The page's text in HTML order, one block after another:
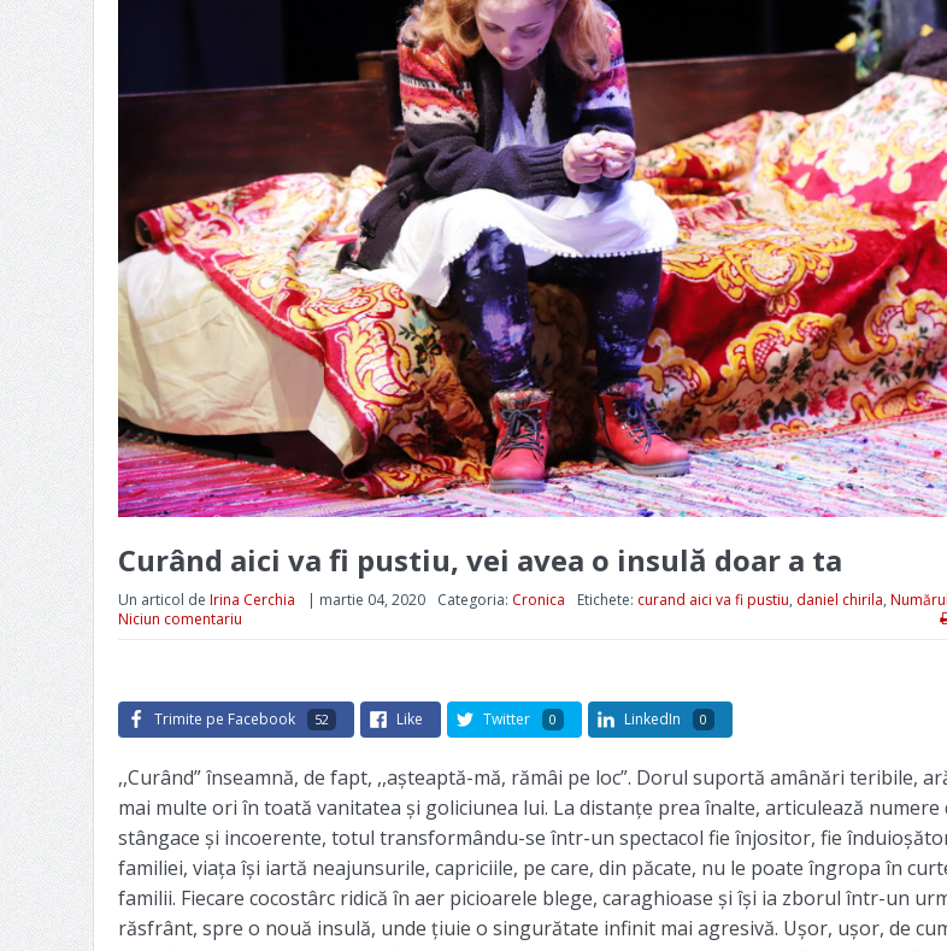
Curând aici va fi pustiu, vei avea o insulă doar a ta
Un articol de Irina Cerchia | martie 04, 2020 Categoria: Cronica Etichete: curand aici va fi pustiu, daniel chirila,
Niciun comentariu
Trimite pe Facebook 52 Like Twitter 0 LinkedIn 0
,,Curând” înseamnă, de fapt, ,,așteaptă-mă, rămâi pe loc”. Dorul suportă amânări teribile,
mai multe ori în toată vanitatea și goliciunea lui. La distanțe prea înalte, articulează numere
stângace și incoerente, totul transformându-se într-un spectacol fie înjositor, fie
familiei, viața își iartă neajunsurile, capriciile, pe care, din păcate, nu le poate îngropa în
familii. Fiecare cocostârc ridică în aer picioarele blege, caraghioase și își ia zborul într-un
răsfrânt, spre o nouă insulă, unde țiuie o singurătate infinit mai agresivă. Ușor, ușor, de